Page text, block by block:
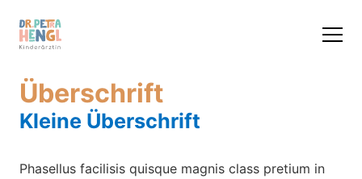
Überschrift
Kleine Überschrift
Phasellus facilisis quisque magnis class pretium in